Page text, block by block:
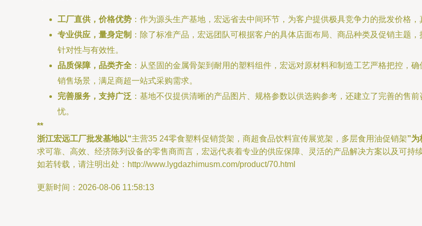
工厂直供，价格优势 ：作为源头生产基地，宏远省去中间环节，为客户提供极具竞争力的批发价格，
专业供应，量身定制 ：除了标准产品，宏远团队可根据客户的具体店面布局、商品种类及促销主题
针对性与有效性。
品质保障，品类齐全 ：从坚固的金属骨架到耐用的塑料组件，宏远对原材料和制造工艺严格把控，
销售场景，满足商超一站式采购需求。
完善服务，支持广泛 ：基地不仅提供清晰的产品图片、规格参数以供选购参考，还建立了完善的售
忧。
**
浙江宏远工厂批发基地以“主营35 24零食塑料促销货架，商超食品饮料宣传展览架，多层食用油促销架”为
求可靠、高效、经济陈列设备的零售商而言，宏远代表着专业的供应保障、灵活的产品解决方案以及可持
如若转载，请注明出处：http://www.lygdazhimusm.com/product/70.html
更新时间：2026-08-06 11:58:13